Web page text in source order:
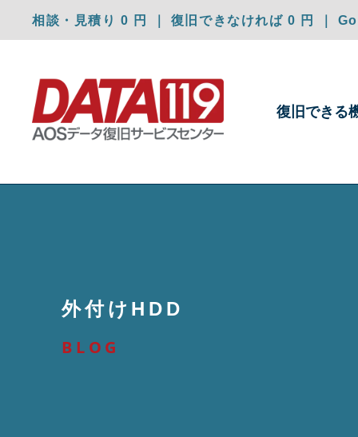
相談・見積り 0 円 ｜ 復旧できなければ 0 円 ｜
復旧できる
外付けHDD
BLOG